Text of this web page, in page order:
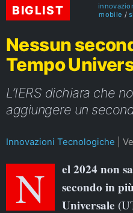
BIGLIST
mobile
Nessun
Tempo
L’IERS dichiara che
aggiungere un
Innovazioni Tecnologiche
Nel 2024 non sarà aggiunto nessun secondo in
Universale